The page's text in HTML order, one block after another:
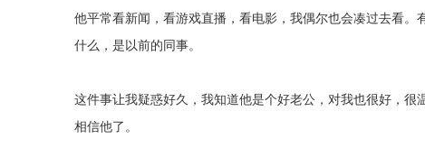
他平常看新闻，看游戏直播，看电影，我偶尔也会凑过去看
什么，是以前的同事。
这件事让我疑惑好久，我知道他是个好老公，对我也很好，
相信他了。